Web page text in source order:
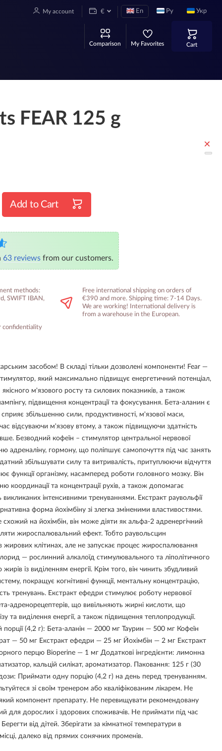
My account € Укр
Ру
En
Comparison My Favorites Cart
FEAR 125 g
Add to Cart
63 reviews from our customers.
methods:
SWIFT IBAN,
Free international shipping on orders of
€390 and more. Shipping time: 7-14 Days.
We are working! International delivery is
from a warehouse in the European.
confidentiality
засобом! В складі тільки дозволені компоненти! Fear —
який максимально підвищує енергетичний потенціал,
м'язового росту та силових показників, а також
підвищення концентрації та фокусування. Бета-аланин є
збільшенню сили, продуктивності, м'язової маси,
відсуваючи м'язову втому, а також підвищуючи здатність
Безводний кофеїн – стимулятор центральної нервової
адреналіну, гормону, що поліпшує самопочуття під час занять
збільшувати силу та витривалість, притуплюючи відчуття
функції організму, насамперед роботи головного мозку. Він
координації та концентрації рухів, а також допомагає
інтенсивними тренуваннями. Екстракт раувольфії
форма йохімбіну зі злегка зміненими властивостями.
на йохімбін, він може діяти як альфа-2 адренергічний
жироспалювальний ефект. Тобто раувольсцин
клітинах, але не запускає процес жироспалювання
— рослинний алкалоїд стимулювального та ліполітичного
із виділенням енергії. Крім того, він чинить збудливий
покращує когнітивні функції, ментальну концентрацію,
тренувань. Екстракт ефедри стимулює роботу нервової
адренорецептерів, що вивільняють жирні кислоти, що
та виділення енергії, а також підвищення теплопродукції.
(4,2 г): Бета-аланін — 2000 мг Таурин — 500 мг Кофеїн
— 50 мг Екстракт ефедри — 25 мг Йохімбін — 2 мг Екстракт
перцю Bioperine — 1 мг Додаткові інгредієнти: лимонна
кальцій силікат, ароматизатор. Паковання: 125 г (30
дози: Приймати одну порцію (4,2 г) на день перед тренуванням.
зі своїм тренером або кваліфікованим лікарем. Не
який компонент препарату. Не перевищувати рекомендовану
для дорослих і здорових споживачів. Не приймати під час
від дітей. Зберігати за кімнатної температури в
далеко від прямих сонячних променів.